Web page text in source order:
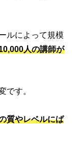
ルによって規模
人の講師が
です。
質やレベルにば